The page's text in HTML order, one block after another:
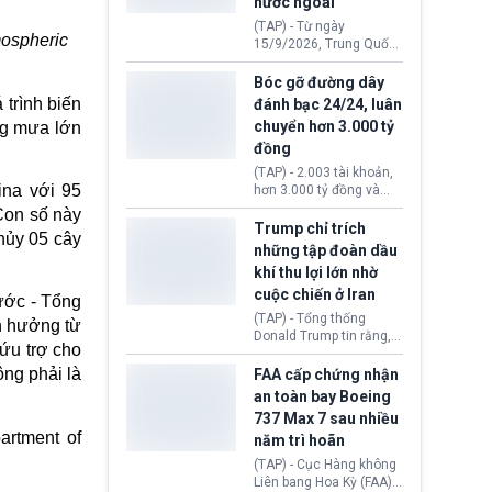
trình biến
mưa lớn
với 95
số này
05 cây
- Tổng
hưởng từ
trợ cho
phải là
of
nguyên liệu liên quan
đến ổ dịch Salmonella
khiến ít nhất 110 người
mắc bệnh tại bang
Minnesota.
(TAP) - Từ ngày
15/9/2026, Trung Quốc
áp dụng quy định mới về
quản lý xuất nhập cảnh.
Một hành vi vi phạm giấy
tờ, xuất nhập cảnh trái
phép hay liên quan kiểm
soát công nghệ có thể
khiến công dân Trung
Quốc đối mặt lệnh cấm
xuất cảnh kéo dài tới 3
năm. Trong khi đó, người
nước ngoài sử dụng giấy
tờ giả có nguy cơ bị từ
chối nhập cảnh hoặc
cấm vào Trung Quốc tới
5 năm.
Bóc gỡ đường dây
đánh bạc 24/24, luân
chuyển hơn 3.000 tỷ
đồng
(TAP) - 2.003 tài khoản,
hơn 3.000 tỷ đồng và
một đường dây đánh
bạc xuyên quốc gia vận
hành 24/24 giờ vừa bị
Công an TP. Hải Phòng
(Việt Nam) bóc gỡ.
Trump chỉ trích
những tập đoàn dầu
khí thu lợi lớn nhờ
cuộc chiến ở Iran
(TAP) - Tổng thống
Donald Trump tin rằng, 2
tập đoàn dầu khí
ExxonMobil và Chevron
đã thu về lợi nhuận quá
lớn nhờ giá dầu tăng
mạnh suốt thời gian Hoa
Kỳ xảy ra xung đột ở
Iran. Trên cơ sở đó, lãnh
đạo Nhà Trắng kêu gọi
FAA cấp chứng nhận
an toàn bay Boeing
737 Max 7 sau nhiều
năm trì hoãn
(TAP) - Cục Hàng không
Liên bang Hoa Kỳ (FAA)